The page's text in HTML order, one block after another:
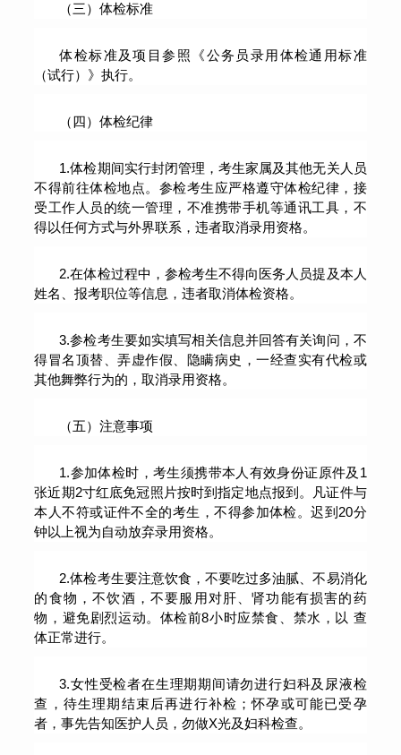
（三）体检标准
体检标准及项目参照《公务员录用体检通用标准
（试行）》执行。
（四）体检纪律
1.体检期间实行封闭管理，考生家属及其他无关人员
不得前往体检地点。参检考生应严格遵守体检纪律，接
受工作人员的统一管理，不准携带手机等通讯工具，不
得以任何方式与外界联系，违者取消录用资格。
2.在体检过程中，参检考生不得向医务人员提及本人
姓名、报考职位等信息，违者取消体检资格。
3.参检考生要如实填写相关信息并回答有关询问，不
得冒名顶替、弄虚作假、隐瞒病史，一经查实有代检或
其他舞弊行为的，取消录用资格。
（五）注意事项
1.参加体检时，考生须携带本人有效身份证原件及1
张近期2寸红底免冠照片按时到指定地点报到。凡证件与
本人不符或证件不全的考生，不得参加体检。迟到20分
钟以上视为自动放弃录用资格。
2.体检考生要注意饮食，不要吃过多油腻、不易消化
的食物，不饮酒，不要服用对肝、肾功能有损害的药
物，避免剧烈运动。体检前8小时应禁食、禁水，以 查
体正常进行。
3.女性受检者在生理期期间请勿进行妇科及尿液检
查，待生理期结束后再进行补检；怀孕或可能已受孕
者，事先告知医护人员，勿做X光及妇科检查。